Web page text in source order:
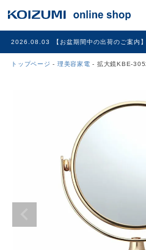
2026.08.03 【お盆期間中の出荷のご案内
トップページ 理美容家電 拡大鏡KBE-
調理家電
冷暖房家電